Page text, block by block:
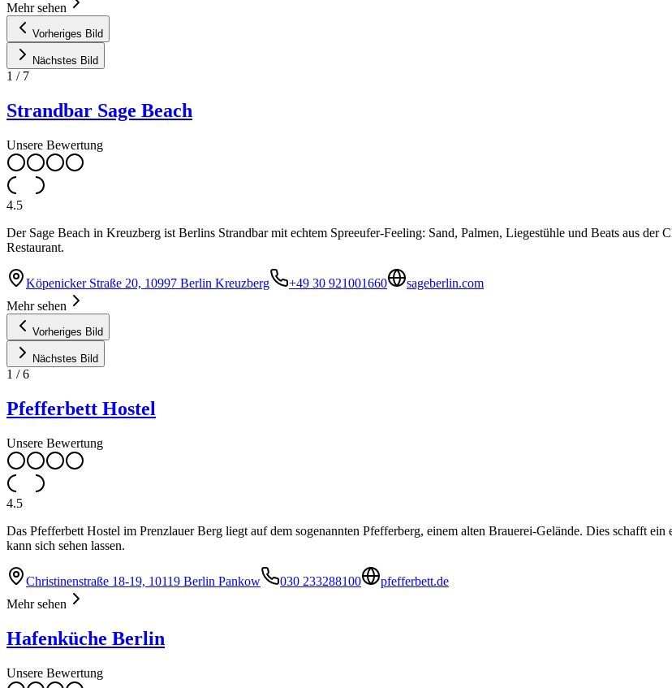
Mehr sehen
Vorheriges Bild
Nächstes Bild
1 / 7
Strandbar Sage Beach
Unsere Bewertung
4.5
Der Sage Beach in Kreuzberg ist Berlins Strandbar mit echtem Spreeufer-Feeling: Sand, Palmen, Liegestühle und Beats aus
Restaurant.
Köpenicker Straße 20, 10997 Berlin Kreuzberg +49 30 921001660
sageberlin.com
Mehr sehen
Vorheriges Bild
Nächstes Bild
1 /6
Pfefferbett Hostel
Unsere Bewertung
4.5
Das Pfefferbett Hostel im Prenzlauer Berg liegt auf dem sogenannten Pfefferberg, einem alten Brauerei-Gelände. Dies schafft
kann sich sehen lassen.
Christinenstraße 18-19, 10119 Berlin Pankow 030 233288100
pfefferbett.de
Mehr sehen
Hafenküche Berlin
Unsere Bewertung